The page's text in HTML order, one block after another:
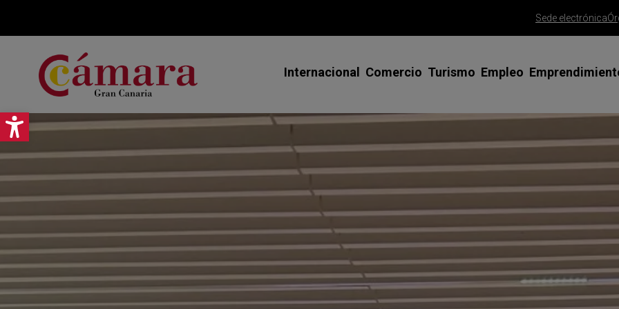
Abrir barra de herramientas
Sede electrónica
Internacional
Misiones Comerciales y Ferias en el
Exterior
Asesoramiento y tutorización
Programas de apoyo especializado
Certificados para exportar
Comercio
Apoyo al Comercio Minorista
Gran Canaria Me Gusta
Gran Canaria Gourmet
Ayudas para la mejora del comercio
Foros de Empresas, ODS y Agenda
Turismo
Misiones comerciales y ferias
SICTED Calidad Turística
Red CIDE
Empleo
Emprendedoras
Talento Joven
Programa FP PYME
España Emprende
Agencia de colocación
Trámite alta
Consolida tu
PAMCA |